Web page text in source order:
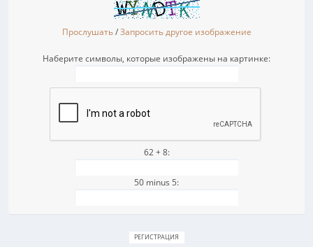
Прослушать/Запросить другое изображение
Наберите символы, которые изображены на картинке:
62 + 8:
50 minus 5: